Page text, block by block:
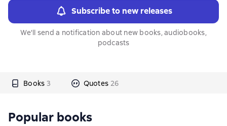
Subscribe to new releases
We'll send a notification about new books, audiobooks,
podcasts
Books 3 Quotes 26
Popular books